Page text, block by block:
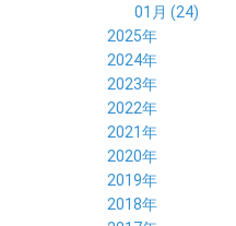
01月 (24)
2025年
12月 (14)
11月 (17)
10月 (21)
09月 (20)
08月 (20)
07月 (18)
06月 (22)
05月 (21)
2024年
12月 (19)
11月 (21)
10月 (23)
09月 (23)
08月 (20)
07月 (21)
06月 (22)
2023年
12月 (19)
11月 (19)
10月 (20)
09月 (22)
08月 (24)
07月 (26)
2022年
12月 (36)
11月 (16)
10月 (22)
09月 (20)
08月 (18)
2021年
12月 (18)
11月 (19)
10月 (20)
09月 (24)
2020年
12月 (19)
11月 (23)
10月 (24)
2019年
12月 (26)
2018年